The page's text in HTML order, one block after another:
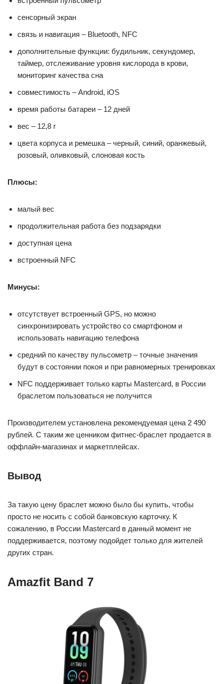
сенсорный экран
связь и навигация – Bluetooth, NFC
дополнительные функции: будильник, секундомер,
таймер, отслеживание уровня кислорода в крови,
мониторинг качества сна
совместимость – Android, iOS
время работы батареи – 12 дней
вес – 12,8 г
цвета корпуса и ремешка – черный, синий, оранжевый,
розовый, оливковый, слоновая кость
Плюсы:
малый вес
продолжительная работа без подзарядки
доступная цена
встроенный NFC
Минусы:
отсутствует встроенный GPS, но можно
синхронизировать устройство со смартфоном и
использовать навигацию телефона
средний по качеству пульсометр – точные значения
будут в состоянии покоя и при равномерных тренировках
NFC поддерживает только карты Mastercard, в России
браслетом пользоваться не получится
Производителем установлена рекомендуемая цена 2 490
рублей. С таким же ценником фитнес-браслет продается в
оффлайн-магазинах и маркетплейсах.
Вывод
За такую цену браслет можно было бы купить, чтобы
просто не носить с собой банковскую карточку. К
сожалению, в России Mastercard в данный момент не
поддерживается, поэтому подойдет только для жителей
других стран.
Amazfit Band 7